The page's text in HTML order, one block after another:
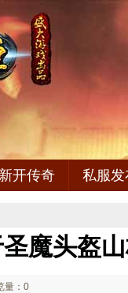
新开传奇 私服发
魔头盔
量：0